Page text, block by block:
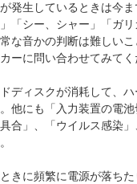
発生しているときは今
「シー、シャー」「ガ
な音かの判断は難しい
ーに問い合わせてみてく
ディスクが消耗して、
他にも「入力装置の電
具合」、「ウイルス感染
きに頻繁に電源が落ち